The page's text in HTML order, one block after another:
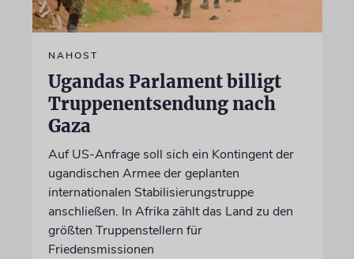
NAHOST
Ugandas Parlament billigt
Truppenentsendung nach
Gaza
Auf US-Anfrage soll sich ein Kontingent der
ugandischen Armee der geplanten
internationalen Stabilisierungstruppe
anschließen. In Afrika zählt das Land zu den
größten Truppenstellern für
Friedensmissionen